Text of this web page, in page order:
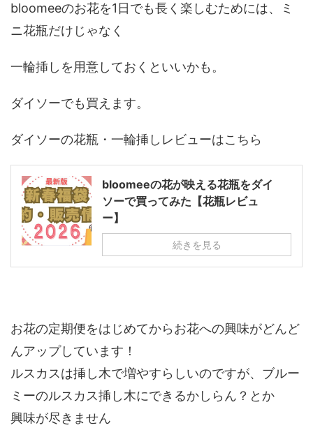
bloomeeのお花を1日でも長く楽しむためには、ミ
ニ花瓶だけじゃなく
一輪挿しを用意しておくといいかも。
ダイソーでも買えます。
ダイソーの花瓶・一輪挿しレビューはこちら
bloomeeの花が映える花瓶をダイ
ソーで買ってみた【花瓶レビュ
ー】
続きを見る
お花の定期便をはじめてからお花への興味がどんど
んアップしています！
ルスカスは挿し木で増やすらしいのですが、ブルー
ミーのルスカス挿し木にできるかしらん？とか
興味が尽きません